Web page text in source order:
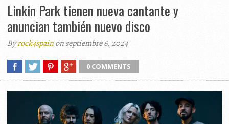
Linkin Park tienen nueva cantante y
anuncian también nuevo disco
Byrock4spainon septiembre 6, 2024
0 COMMENTS